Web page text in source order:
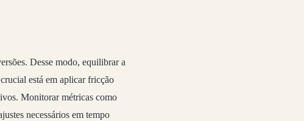
Desse modo, equilibrar a
está em aplicar fricção
Monitorar métricas como
necessários em tempo